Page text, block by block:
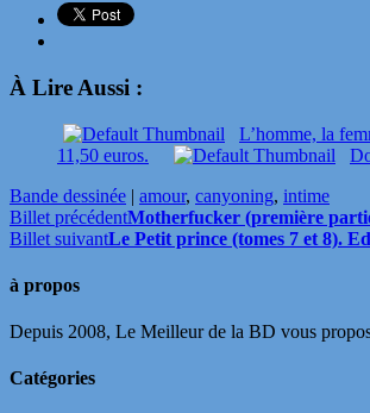
À Lire Aussi :
L’homme, la
11,50 euros.
Bande dessinée | amour, canyoning, intime
Billet précédentMotherfucker (première
Billet suivantLe Petit prince (tomes 7 et 8).
à propos
Depuis 2008, Le Meilleur de la BD vous
Catégories